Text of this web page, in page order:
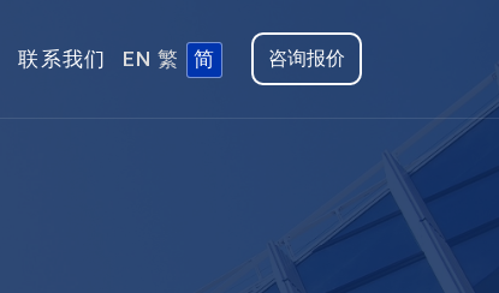
联系我们 EN 繁 简 咨询报价